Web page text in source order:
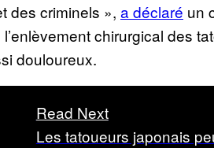
des criminels », a déclaré un
chirurgical des
douloureux.
Read Next
Les tatoueurs japonais